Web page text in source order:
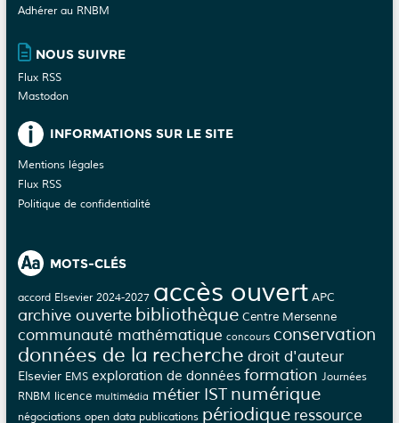
Adhérer au RNBM
NOUS SUIVRE
Flux RSS
Mastodon
INFORMATIONS SUR LE SITE
Mentions légales
Flux RSS
Politique de confidentialité
MOTS-CLÉS
accord Elsevier 2024-2027 accès ouvert APC
archive ouverte bibliothèque Centre Mersenne
communauté mathématique concours conservation
données de la recherche droit d'auteur
Elsevier EMS exploration de données formation Journées
RNBM licence multimédia métier IST numérique
négociations open data publications périodique ressource